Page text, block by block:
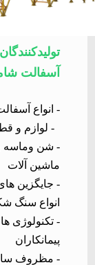
آسفالت
- انواع
- لوازم و
- شن وماسه
ماشین آلات
- جایگزین
انواع سنگ
-تکنولوژی
پیمانکاران
- مظروف